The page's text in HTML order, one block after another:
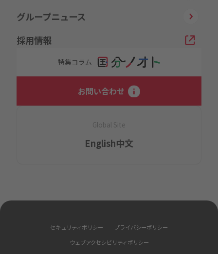
グループニュース
採用情報
特集コラム
お問い合わせ
Global Site
English中文
セキュリティポリシー
プライバシーポリシー
ウェブアクセシビリティポリシー